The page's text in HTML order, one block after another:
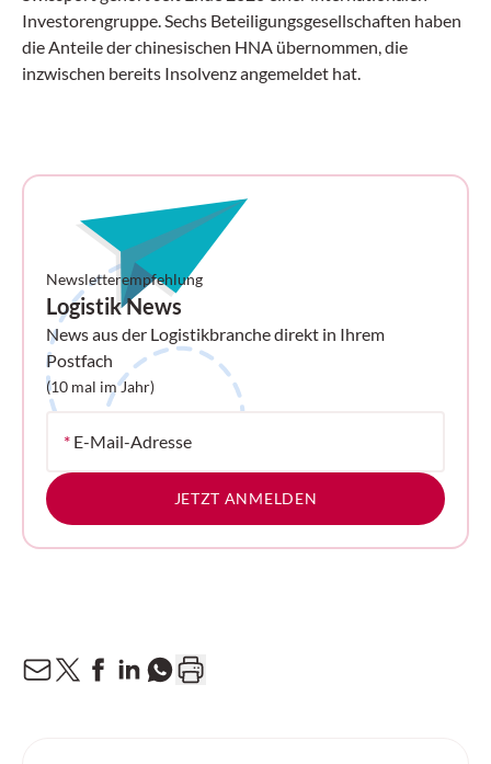
Investorengruppe. Sechs Beteiligungsgesellschaften haben
die Anteile der chinesischen HNA übernommen, die
inzwischen bereits Insolvenz angemeldet hat.
Newsletterempfehlung
Logistik News
News aus der Logistikbranche direkt in Ihrem
Postfach
(10 mal im Jahr)
* E-Mail-Adresse
JETZT ANMELDEN